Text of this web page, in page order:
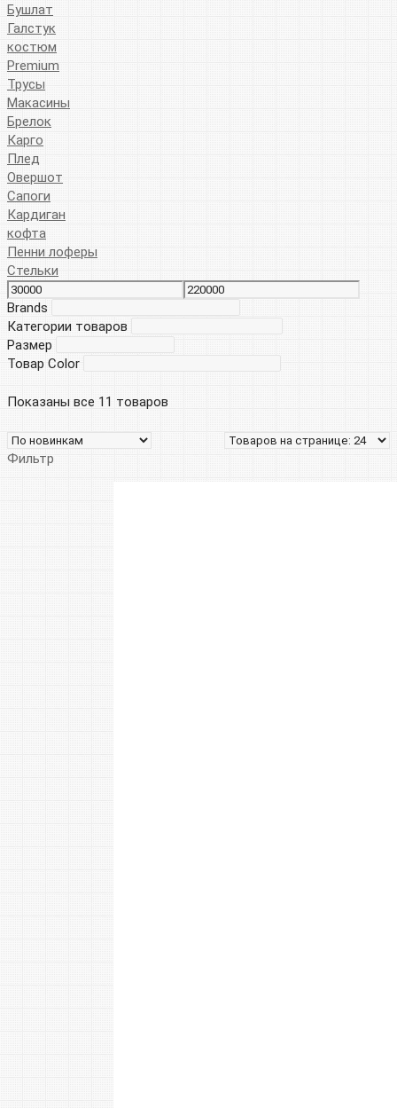
Бушлат
Галстук
костюм
Premium
Трусы
Макасины
Брелок
Карго
Плед
Овершот
Сапоги
Кардиган
кофта
Пенни лоферы
Стельки
Brands
Категории товаров
Размер
Товар Color
Показаны все 11 товаров
Фильтр